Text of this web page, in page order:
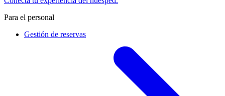
Para el personal
Gestión de reservas